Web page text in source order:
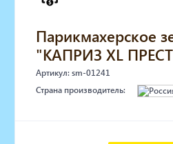
Солярии
Депиляция
Мебель в стиле Лофт
Доставка за один день
Парикмахерское
"КАПРИЗ XL
Артикул: sm-01241
Страна производитель: